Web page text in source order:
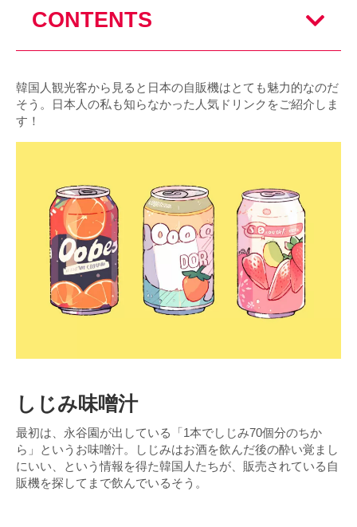
CONTENTS
韓国人観光客から見ると日本の自販機はとても魅力的なのだ
そう。日本人の私も知らなかった人気ドリンクをご紹介しま
す！
しじみ味噌汁
最初は、永谷園が出している「1本でしじみ70個分のちか
ら」というお味噌汁。しじみはお酒を飲んだ後の酔い覚まし
にいい、という情報を得た韓国人たちが、販売されている自
販機を探してまで飲んでいるそう。